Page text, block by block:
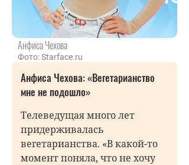
Анфиса Чехова
Фото: Starface.ru
Анфиса Чехова: «Вегетарианство
мне не подошло»
Телеведущая много лет
придерживалась
вегетарианства. «В какой-то
момент поняла, что не хочу